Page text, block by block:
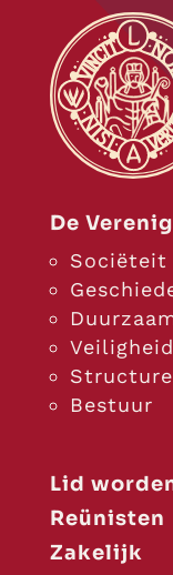
De
Sociëteit
Bestuur
Lid
Reünisten
Zakelijk